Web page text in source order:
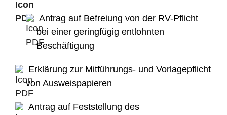
Antrag auf Befreiung von der RV-Pflicht
bei einer geringfügig entlohnten
Beschäftigung
Erklärung zur Mitführungs- und Vorlagepflicht
von Ausweispapieren
Antrag auf Feststellung des